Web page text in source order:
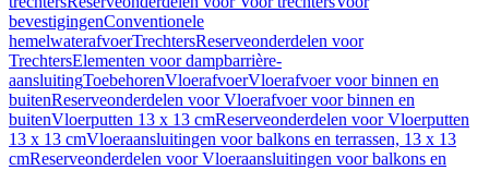
bevestigingenConventionele
hemelwaterafvoerTrechtersReserveonderdelen voor
TrechtersElementen voor dampbarrière-
aansluitingToebehorenVloerafvoerVloerafvoer voor binnen en
buitenReserveonderdelen voor Vloerafvoer voor binnen en
buitenVloerputten 13 x 13 cmReserveonderdelen voor Vloerputten
13 x 13 cmVloeraansluitingen voor balkons en terrassen, 13 x 13
cmReserveonderdelen voor Vloeraansluitingen voor balkons en